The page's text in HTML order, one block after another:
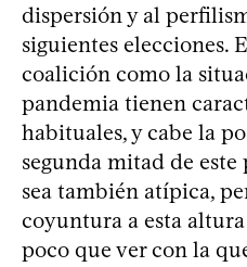
dispersión y al
siguientes elecciones.
coalición como la
pandemia tienen
habituales, y cabe la
segunda mitad de
sea también atípica,
coyuntura a esta
poco que ver con la